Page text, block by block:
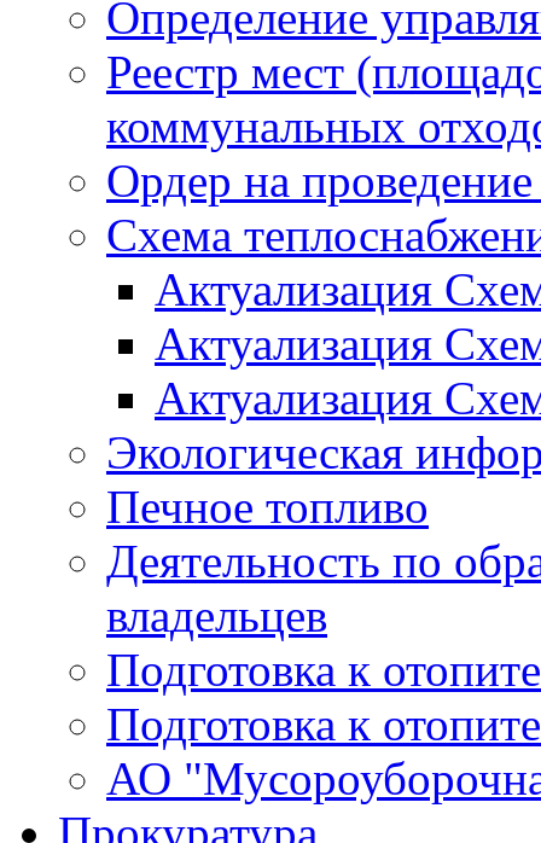
Определение
Реестр мест
коммунальных
Ордер на
Схема
Актуализация
Актуализация
Актуализация
Экологическая
Печное топливо
Деятельность по
владельцев
Подготовка к
Подготовка к
АО
Прокуратура